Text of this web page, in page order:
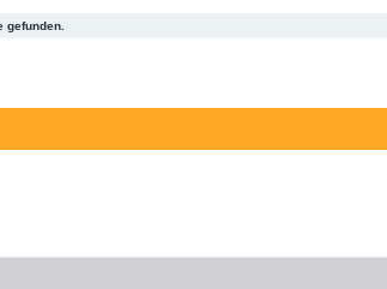
gefunden.